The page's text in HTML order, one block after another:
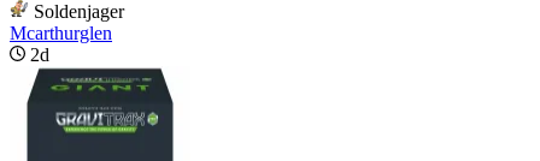
Soldenjager
Mcarthurglen
2d